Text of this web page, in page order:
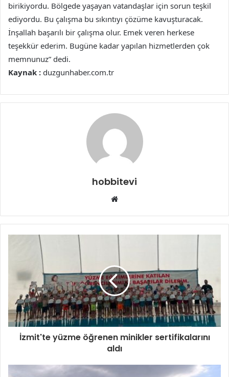
birikiyordu. Bölgede yaşayan vatandaşlar için sorun teşkil
ediyordu. Bu çalışma bu sıkıntıyı çözüme kavuşturacak.
İnşallah başarılı bir çalışma olur. Emek veren herkese
teşekkür ederim. Bugüne kadar yapılan hizmetlerden çok
memnunuz” dedi.
Kaynak : duzgunhaber.com.tr
hobbitevi
Web
İzmit'te yüzme öğrenen minikler sertifikalarını
aldı